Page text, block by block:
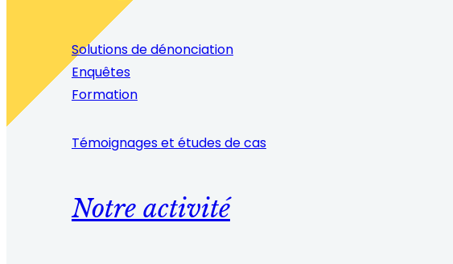
Solutions de dénonciation
Enquêtes
Formation
Témoignages et études de cas
Notre activité